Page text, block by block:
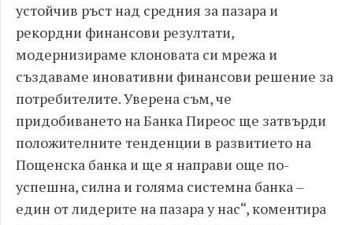
устойчив ръст над средния за пазара и
рекордни финансови резултати,
модернизираме клоновата си мрежа и
създаваме иновативни финансови решение за
потребителите. Уверена съм, че
придобиването на Банка Пиреос ще затвърди
положителните тенденции в развитието на
Пощенска банка и ще я направи още по-
успешна, силна и голяма системна банка –
един от лидерите на пазара у нас“, коментира